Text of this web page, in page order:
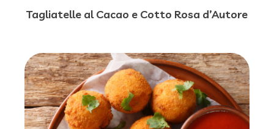
Tagliatelle al Cacao e Cotto Rosa d’Autore